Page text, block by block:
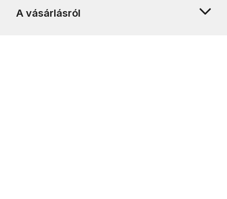
A vásárlásról